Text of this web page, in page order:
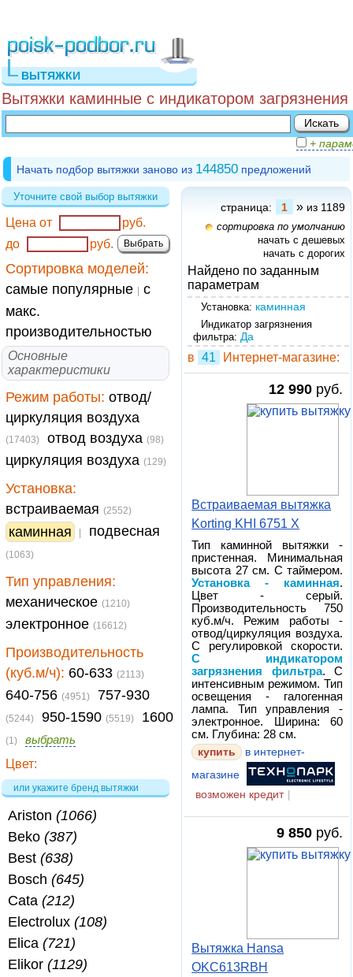
ВЫТЯЖКИ
Вытяжки каминные с индикатором
+
Начать подбор вытяжки заново из 144850 предложений
Уточните свой выбор вытяжки
Цена от
руб.
до
руб.
Сортировка моделей:
самые популярные
с
макс.
производительностью
Основные
характеристики
Режим работы: отвод/
циркуляция воздуха
(17403) отвод воздуха (98)
циркуляция воздуха (129)
Установка:
встраиваемая (2552)
каминная подвесная
(1063)
Тип управления:
механическое (1210)
электронное (16612)
Производительность
(куб.м/ч): 60-633 (2113)
640-756 (4951) 757-930
(5244) 950-1590 (5519) 1600
(1)
выбрать
Цвет:
или укажите бренд вытяжки
Ariston(1066)
Beko(387)
Best(638)
Bosch(645)
Cata(212)
Electrolux(108)
Elica(721)
Elikor(1129)
страница: 1 » из 1189
сортировка по умолчанию
начать с дешевых
начать с дорогих
Найдено по заданным
параметрам
Установка: каминная
Индикатор загрязнения
фильтра: Да
в 41 Интернет-магазине:
12 990 руб.
Встраиваемая вытяжка
Korting KHI 6751 X
Тип каминной вытяжки -
пристенная. Минимальная
высота 27 см. С таймером.
Установка - каминная.
Цвет - серый.
Производительность 750
куб.м/ч. Режим работы -
отвод/циркуляция воздуха.
С регулировкой скорости.
С индикатором
загрязнения фильтра. С
интенсивным режимом. Тип
освещения - галогенная
лампа. Тип управления -
электронное. Ширина: 60
см. Глубина: 28 см.
купить
в интернет-
магазине
возможен кредит
9 850 руб.
Вытяжка Hansa
OKC613RBH